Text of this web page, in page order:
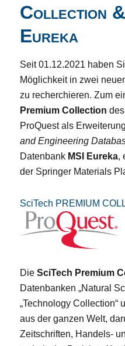
Collection
Eureka
Seit 01.12.2021 haben
Möglichkeit in zwei
zu recherchieren. Zum
Premium Collection
ProQuest als
and Engineering
Datenbank MSI Eureka,
der Springer Materials
SciTech PREMIUM
DieSciTech Premium
Datenbanken „Natural
„Technology Collection“
aus der ganzen Welt,
Zeitschriften, Handels-